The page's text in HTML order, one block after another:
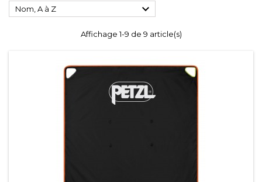
Nom, A à Z 
Affichage 1-9 de 9 article(s)